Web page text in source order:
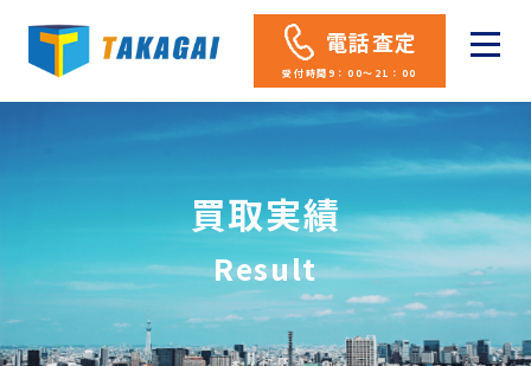
電話査定
受付時間9：00～21：00
買取実績
Result